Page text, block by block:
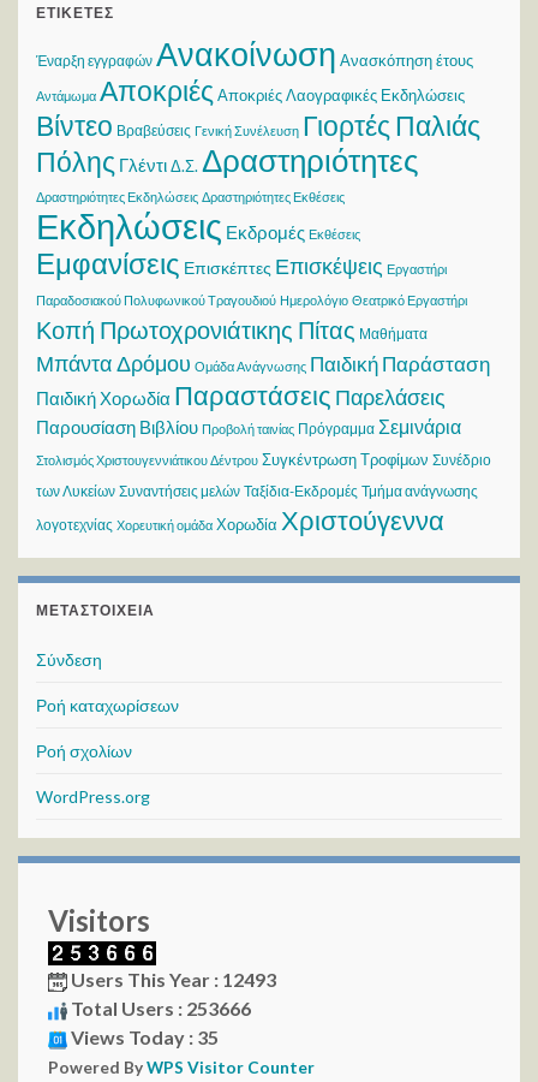
ΕΤΙΚΈΤΕΣ
Έναρξη εγγραφών Ανακοίνωση Ανασκόπηση έτους
Αντάμωμα Αποκριές Αποκριές Λαογραφικές Εκδηλώσεις
Βίντεο Βραβεύσεις Γενική Συνέλευση Γιορτές Παλιάς
Πόλης ΓλέντιΔ.Σ. Δραστηριότητες
Δραστηριότητες Εκδηλώσεις Δραστηριότητες Εκθέσεις
Εκδηλώσεις Εκδρομές Εκθέσεις
Εμφανίσεις Επισκέπτες Επισκέψεις Εργαστήρι
Παραδοσιακού Πολυφωνικού Τραγουδιού Ημερολόγιο Θεατρικό Εργαστήρι
Κοπή Πρωτοχρονιάτικης Πίτας Μαθήματα
Μπάντα Δρόμου Ομάδα Ανάγνωσης Παιδική Παράσταση
Παιδική Χορωδία Παραστάσεις Παρελάσεις
Παρουσίαση Βιβλίου Προβολή ταινίας Πρόγραμμα Σεμινάρια
Στολισμός Χριστουγεννιάτικου Δέντρου Συγκέντρωση Τροφίμων Συνέδριο
των Λυκείων Συναντήσεις μελών Ταξίδια-Εκδρομές Τμήμα ανάγνωσης
λογοτεχνίας Χορευτική ομάδα Χορωδία Χριστούγεννα
ΜΕΤΑΣΤΟΙΧΕΊΑ
Σύνδεση
Ροή καταχωρίσεων
Ροή σχολίων
WordPress.org
Visitors
Users This Year : 12493
Total Users : 253666
Views Today : 35
Powered ByWPS Visitor Counter